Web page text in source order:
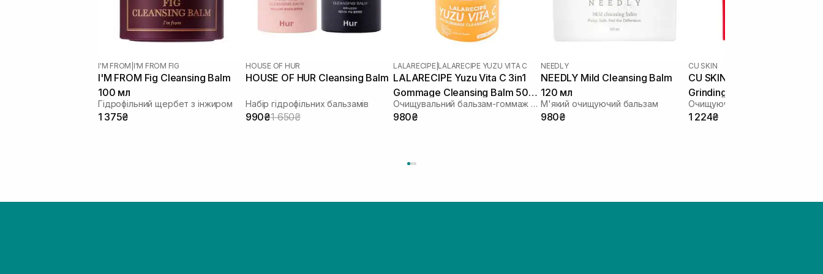
I'M FROM I'M FROM FIG
I'M FROM Fig Cleansing Balm
100 мл
Гідрофільний щербет з інжиром
1 375₴
HOUSE OF HUR
HOUSE OF HUR Cleansing Balm
Набір гідрофільних бальзамів
990₴1 650₴
LALARECIPE LALARECIPE YUZU VITA C
LALARECIPE Yuzu Vita C 3in1
Gommage Cleansing Balm 50
мл
Очищувальний бальзам-гоммаж з екстрактом юдзу
980₴
NEEDLY
NEEDLY Mild Cleansing Balm
120 мл
М'який очищуючий бальзам
980₴
CU SKIN
CU SKIN Dr. Solution Camellia
Grinding Cleansing Balm 50 г
1 224₴